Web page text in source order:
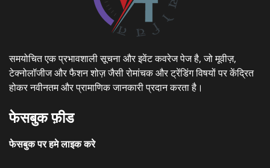
समयोचित एक प्रभावशाली सूचना और इवेंट कवरेज पेज है, जो मूवीज़,
टेक्नोलॉजीज और फैशन शोज़ जैसी रोमांचक और ट्रेंडिंग विषयों पर केंद्रित
होकर नवीनतम और प्रामाणिक जानकारी प्रदान करता है।
फेसबुक फ़ीड
फेसबुक पर हमे लाइक करे